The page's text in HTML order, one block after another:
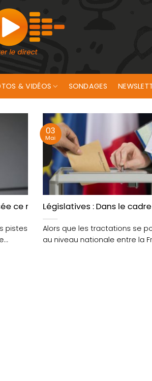
& VIDÉOS SONDAGES
ce mercredi pour « contrer
pistes
Législatives : Dans le
Alors que les tractations se
au niveau nationale entre la
03
Mai